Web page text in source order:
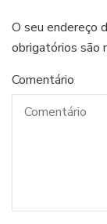
O seu endereço
obrigatórios são
Comentário